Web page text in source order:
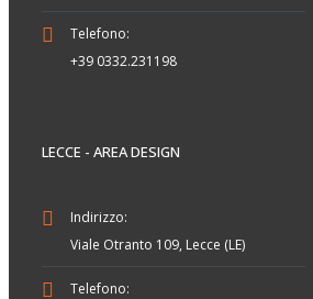
Telefono:
+39 0332.231198
LECCE - AREA DESIGN
Indirizzo:
Viale Otranto 109, Lecce (LE)
Telefono: